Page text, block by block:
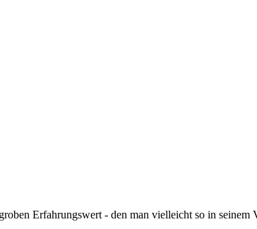
Erfahrungswert - den man vielleicht so in seinem